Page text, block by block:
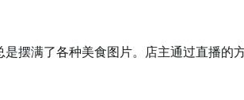
是摆满了各种美食图片。店主通过直播的